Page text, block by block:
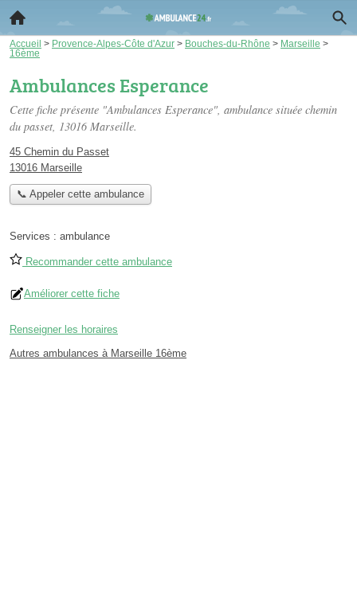
Accueil > Provence-Alpes-Côte d'Azur > Bouches-du-Rhône > Marseille >
16ème
Ambulances Esperance
Cette fiche présente "Ambulances Esperance", ambulance située chemin
du passet, 13016 Marseille.
45 Chemin du Passet
13016 Marseille
📞 Appeler cette ambulance
Services : ambulance
Recommander cette ambulance
Améliorer cette fiche
Renseigner les horaires
Autres ambulances à Marseille 16ème